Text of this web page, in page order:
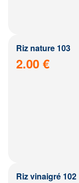
Riz nature 103
2.00 €
Riz vinaigré 102